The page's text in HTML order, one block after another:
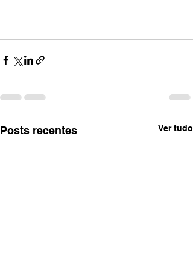
Posts recentes Ver tudo